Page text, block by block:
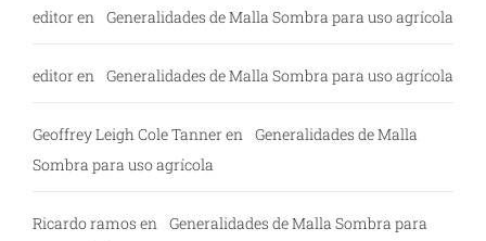
editoren Generalidades de Malla Sombra para uso agrícola
editoren Generalidades de Malla Sombra para uso agrícola
Geoffrey Leigh Cole Tanneren Generalidades de Malla
Sombra para uso agrícola
Ricardo ramos en Generalidades de Malla Sombra para